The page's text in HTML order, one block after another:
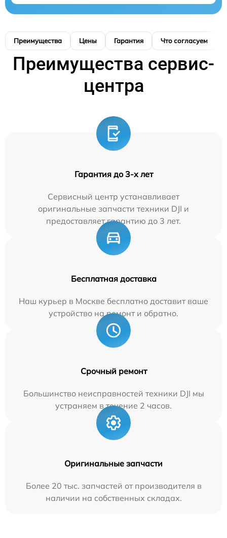
Преимущества Цены Гарантия Что согласуем
Преимущества сервис-
центра
Гарантия до 3-х лет
Сервисный центр устанавливает
оригинальные запчасти техники DJI и
предоставляет гарантию до 3 лет.
Бесплатная доставка
Наш курьер в Москве бесплатно доставит ваше
устройство на ремонт и обратно.
Срочный ремонт
Большинство неисправностей техники DJI мы
устраняем в течение 2 часов.
Оригинальные запчасти
Более 20 тыс. запчастей от производителя в
наличии на собственных складах.